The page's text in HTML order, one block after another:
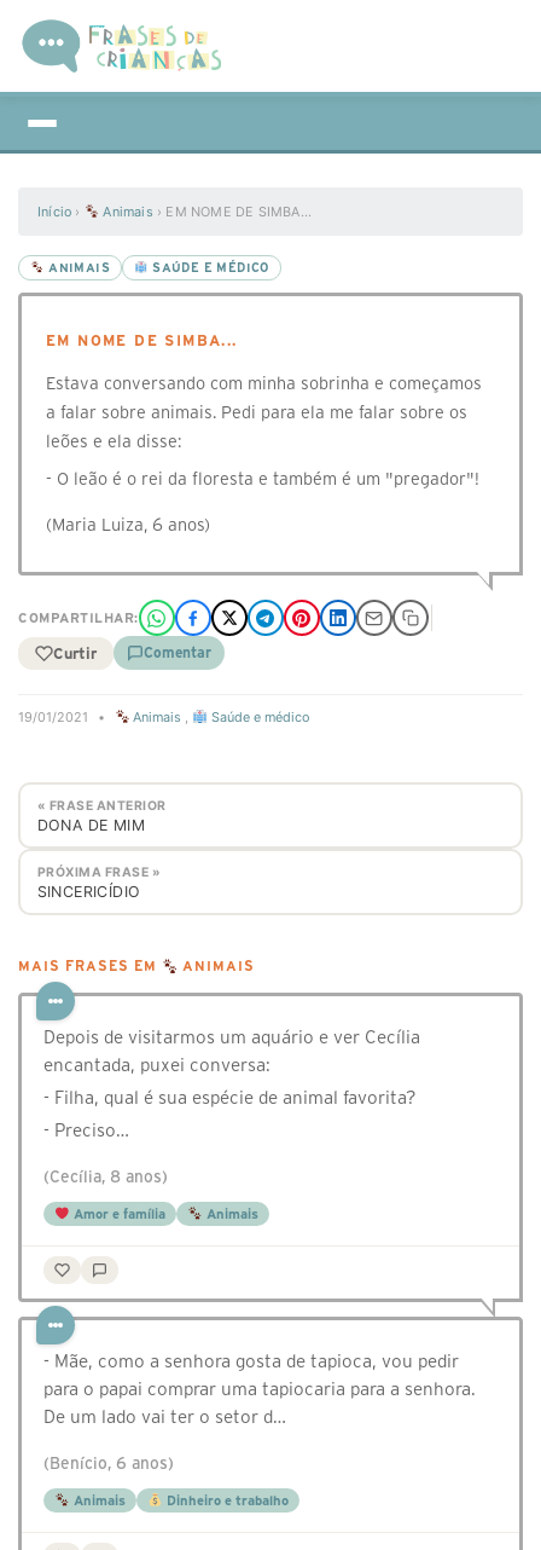
Início › Animais › EM NOME DE SIMBA...
ANIMAIS SAÚDE E MÉDICO
EM NOME DE SIMBA...
Estava conversando com minha sobrinha e começamos
a falar sobre animais. Pedi para ela me falar sobre os
leões e ela disse:
- O leão é o rei da floresta e também é um "pregador"!
(Maria Luiza, 6 anos)
COMPARTILHAR:
Curtir Comentar
19/01/2021 • Animais , Saúde e médico
« FRASE ANTERIOR
DONA DE MIM
PRÓXIMA FRASE »
SINCERICÍDIO
MAIS FRASES EM ANIMAIS
Depois de visitarmos um aquário e ver Cecília
encantada, puxei conversa:
- Filha, qual é sua espécie de animal favorita?
- Preciso…
(Cecília, 8 anos)
Amor e família Animais
- Mãe, como a senhora gosta de tapioca, vou pedir
para o papai comprar uma tapiocaria para a senhora.
De um lado vai ter o setor d…
(Benício, 6 anos)
Animais Dinheiro e trabalho